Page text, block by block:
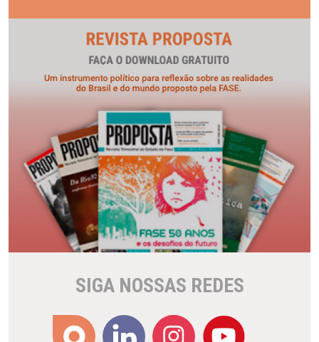
SIGA NOSSAS REDES